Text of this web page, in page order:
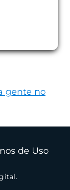
gente no
de Uso